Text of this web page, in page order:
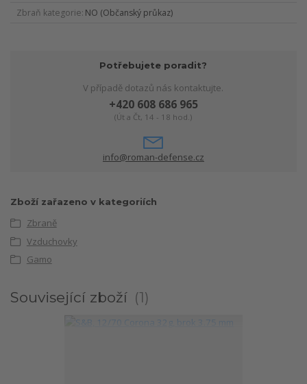
Zbraň kategorie NO (Občanský průkaz)
Potřebujete poradit?
V případě dotazů nás kontaktujte.
+420 608 686 965
(Út a Čt, 14 - 18 hod.)
info@roman-defense.cz
Zboží zařazeno v kategoriích
Zbraně
Vzduchovky
Gamo
Související zboží 1